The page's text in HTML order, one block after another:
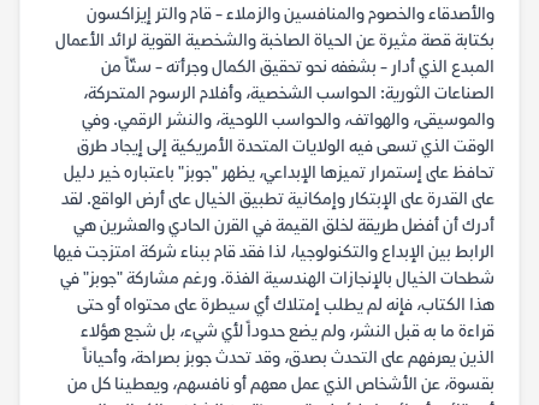
والأصدقاء والخصوم والمنافسين والزملاء - قام والتر إيزاكسون
بكتابة قصة مثيرة عن الحياة الصاخبة والشخصية القوية لرائد الأعمال
المبدع الذي أدار - بشغفه نحو تحقيق الكمال وجرأته - ستّاً من
الصناعات الثورية: الحواسب الشخصية، وأفلام الرسوم المتحركة،
والموسيقى، والهواتف، والحواسب اللوحية، والنشر الرقمي. وفي
الوقت الذي تسعى فيه الولايات المتحدة الأمريكية إلى إيجاد طرق
تحافظ على إستمرار تميزها الإبداعي، يظهر "جوبز" باعتباره خير دليل
على القدرة على الإبتكار وإمكانية تطبيق الخيال على أرض الواقع. لقد
أدرك أن أفضل طريقة لخلق القيمة في القرن الحادي والعشرين هي
الرابط بين الإبداع والتكنولوجيا، لذا فقد قام ببناء شركة امتزجت فيها
شطحات الخيال بالإنجازات الهندسية الفذة. ورغم مشاركة "جوبز" في
هذا الكتاب، فإنه لم يطلب إمتلاك أي سيطرة على محتواه أو حتى
قراءة ما به قبل النشر، ولم يضع حدوداً لأي شيء، بل شجع هؤلاء
الذين يعرفهم على التحدث بصدق، وقد تحدث جوبز بصراحة، وأحياناً
بقسوة، عن الأشخاص الذي عمل معهم أو نافسهم، ويعطينا كل من